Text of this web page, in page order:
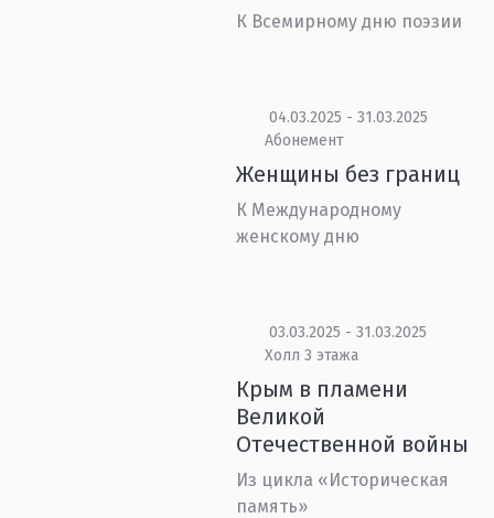
К Всемирному дню поэзии
04.03.2025 - 31.03.2025
Абонемент
Женщины без границ
К Международному
женскому дню
03.03.2025 - 31.03.2025
Холл 3 этажа
Крым в пламени
Великой
Отечественной войны
Из цикла «Историческая
память»